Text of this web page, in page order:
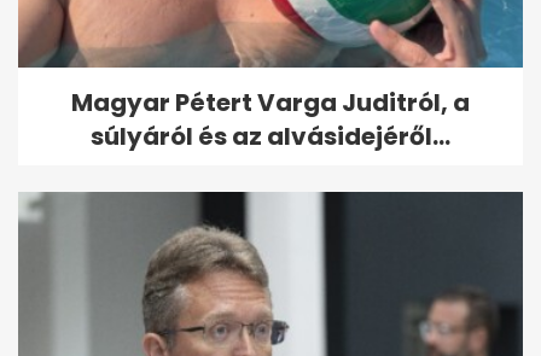
Magyar Pétert Varga Juditról, a
súlyáról és az alvásidejéről...